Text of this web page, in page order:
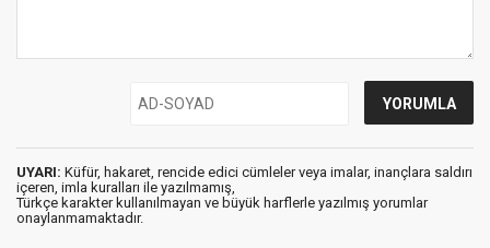
UYARI: Küfür, hakaret, rencide edici cümleler veya imalar, inançlara saldırı
içeren, imla kuralları ile yazılmamış,
Türkçe karakter kullanılmayan ve büyük harflerle yazılmış yorumlar
onaylanmamaktadır.